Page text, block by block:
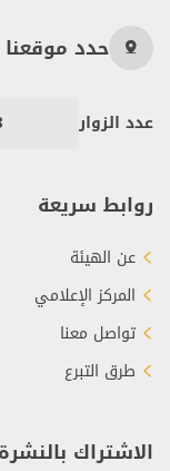
حدد موقعنا
عدد الزوار
روابط سريعة
عن الهيئة
المركز الإعلامي
تواصل معنا
طرق التبرع
الاشتراك